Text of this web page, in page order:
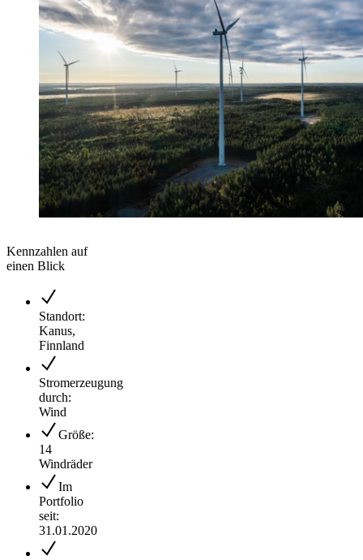
Kennzahlen auf
einen Blick
Standort:
Kanus,
Finnland
Stromerzeugung
durch:
Wind
Größe:
14
Windräder
Im
Portfolio
seit:
31.01.2020